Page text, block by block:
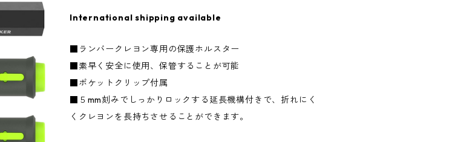
International shipping available
■ランバークレヨン専用の保護ホルスター
■素早く安全に使用、保管することが可能
■ポケットクリップ付属
■５mm刻みでしっかりロックする延長機構付きで、折れにく
くクレヨンを長持ちさせることができます。